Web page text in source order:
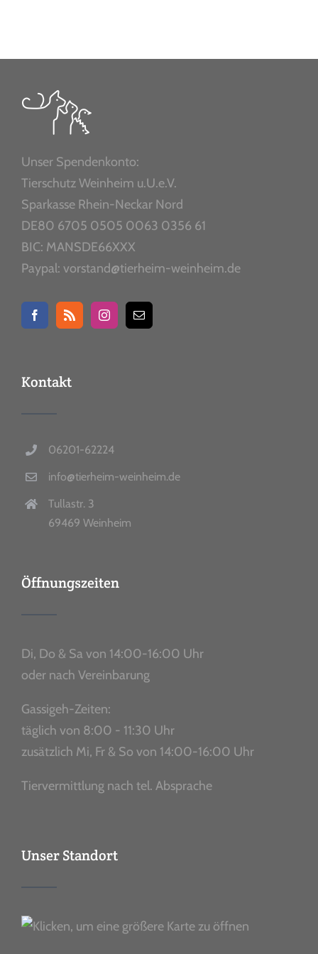
Unser Spendenkonto:
Tierschutz Weinheim u.U.e.V.
Sparkasse Rhein-Neckar Nord
DE80 6705 0505 0063 0356 61
BIC: MANSDE66XXX
Paypal: vorstand@tierheim-weinheim.de
Kontakt
06201-62224
info@tierheim-weinheim.de
Tullastr. 3
69469 Weinheim
Öffnungszeiten
Di, Do & Sa von 14:00-16:00 Uhr
oder nach Vereinbarung
Gassigeh-Zeiten:
täglich von 8:00 - 11:30 Uhr
zusätzlich Mi, Fr & So von 14:00-16:00 Uhr
Tiervermittlung nach tel. Absprache
Unser Standort